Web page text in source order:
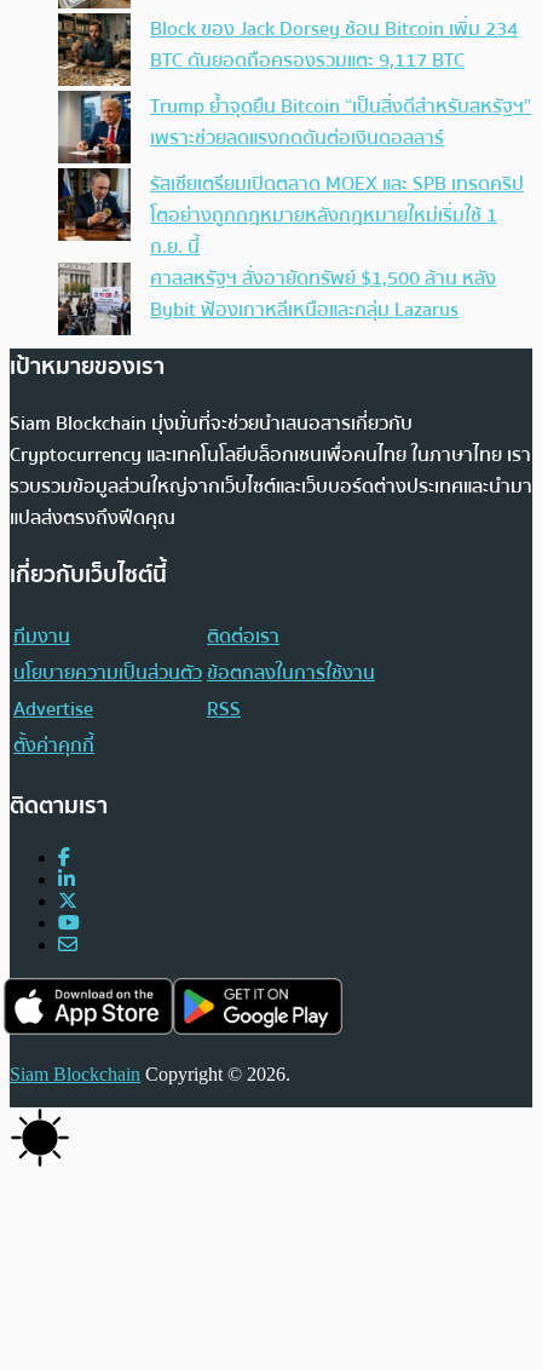
Block ของ Jack Dorsey ช้อน Bitcoin เพิ่ม 234
BTC ดันยอดถือครองรวมแตะ 9,117 BTC
Trump ย้ำจุดยืน Bitcoin “เป็นสิ่งดีสำหรับสหรัฐฯ”
เพราะช่วยลดแรงกดดันต่อเงินดอลลาร์
รัสเซียเตรียมเปิดตลาด MOEX และ SPB เทรดคริป
โตอย่างถูกกฎหมายหลังกฎหมายใหม่เริ่มใช้ 1
ก.ย. นี้
ศาลสหรัฐฯ สั่งอายัดทรัพย์ $1,500 ล้าน หลัง
Bybit ฟ้องเกาหลีเหนือและกลุ่ม Lazarus
เป้าหมายของเรา
Siam Blockchain มุ่งมั่นที่จะช่วยนำเสนอสารเกี่ยวกับ
Cryptocurrency และเทคโนโลยีบล็อกเชนเพื่อคนไทย ในภาษาไทย เรา
รวบรวมข้อมูลส่วนใหญ่จากเว็บไซต์และเว็บบอร์ดต่างประเทศและนำมา
แปลส่งตรงถึงฟีดคุณ
เกี่ยวกับเว็บไซต์นี้
ทีมงาน
ติดต่อเรา
นโยบายความเป็นส่วนตัวข้อตกลงในการใช้งาน
Advertise
RSS
ตั้งค่าคุกกี้
ติดตามเรา
Siam Blockchain Copyright © 2026.